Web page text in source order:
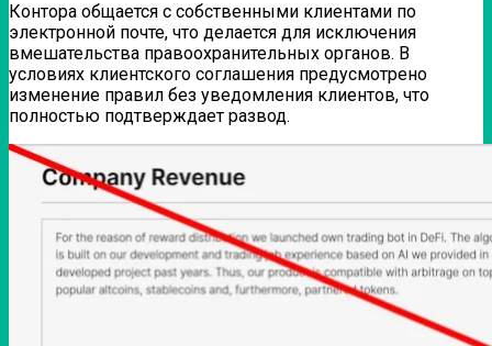
Контора общается с собственными клиентами по
электронной почте, что делается для исключения
вмешательства правоохранительных органов. В
условиях клиентского соглашения предусмотрено
изменение правил без уведомления клиентов, что
полностью подтверждает развод.